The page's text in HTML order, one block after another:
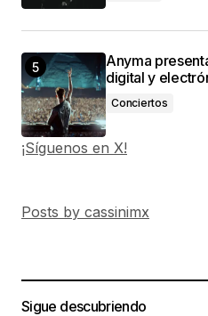
Anyma
digital y
Conciertos
¡Síguenos en X!
Posts by cassinimx
Sigue descubriendo